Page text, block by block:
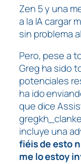
Zen 5 y una
a la IA cargar
sin problema
Pero, pese a
Greg ha sido
potenciales
ha ido
que dice A
incluye una
fiéis de esto
me lo estoy